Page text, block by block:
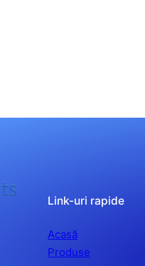
Link-uri rapide
Acasă
Produse